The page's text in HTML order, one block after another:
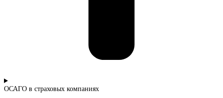
ОСАГО в страховых компаниях